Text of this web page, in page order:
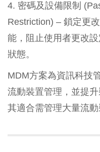
4. 密碼及設備限制
Restriction) – 鎖定更
能，阻止使用者更改
狀態。
MDM方案為資訊科技
流動裝置管理，並提
其適合需管理大量流動